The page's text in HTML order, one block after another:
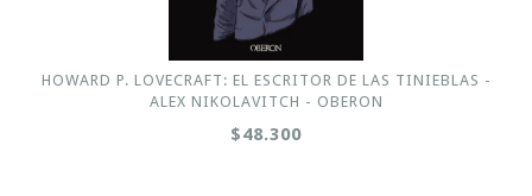
HOWARD P. LOVECRAFT: EL ESCRITOR DE LAS TINIEBLAS -
ALEX NIKOLAVITCH - OBERON
$48.300